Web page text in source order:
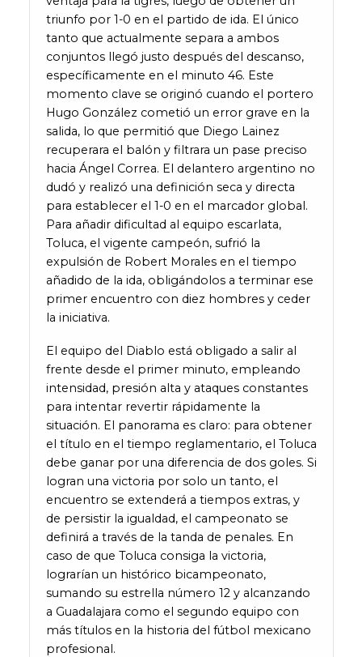
triunfo por 1-0 en el partido de ida. El único
tanto que actualmente separa a ambos
conjuntos llegó justo después del descanso,
específicamente en el minuto 46. Este
momento clave se originó cuando el portero
Hugo González cometió un error grave en la
salida, lo que permitió que Diego Lainez
recuperara el balón y filtrara un pase preciso
hacia Ángel Correa. El delantero argentino no
dudó y realizó una definición seca y directa
para establecer el 1-0 en el marcador global.
Para añadir dificultad al equipo escarlata,
Toluca, el vigente campeón, sufrió la
expulsión de Robert Morales en el tiempo
añadido de la ida, obligándolos a terminar ese
primer encuentro con diez hombres y ceder
la iniciativa.
El equipo del Diablo está obligado a salir al
frente desde el primer minuto, empleando
intensidad, presión alta y ataques constantes
para intentar revertir rápidamente la
situación. El panorama es claro: para obtener
el título en el tiempo reglamentario, el Toluca
debe ganar por una diferencia de dos goles. Si
logran una victoria por solo un tanto, el
encuentro se extenderá a tiempos extras, y
de persistir la igualdad, el campeonato se
definirá a través de la tanda de penales. En
caso de que Toluca consiga la victoria,
lograrían un histórico bicampeonato,
sumando su estrella número 12 y alcanzando
a Guadalajara como el segundo equipo con
más títulos en la historia del fútbol mexicano
profesional.